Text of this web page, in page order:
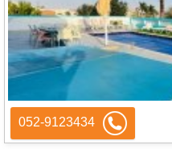
052-9123434